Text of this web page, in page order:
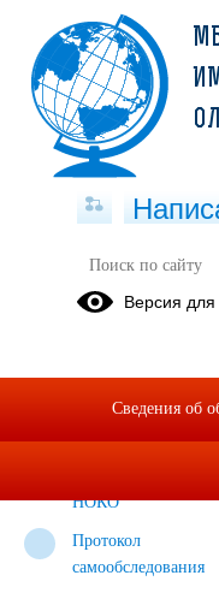
Независимая
образования
уполномоченном
НОКО
Протокол
самообследования
Версия
Сведения об